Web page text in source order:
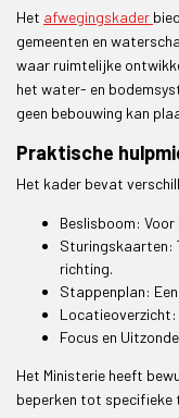
Het afwegingskader
gemeenten en
waar ruimtelijke
het water- en
geen bebouwing kan
Praktische
Het kader bevat
Beslisboom:
Sturingskaarten:
richting.
Stappenplan:
Focus en
Het Ministerie heeft
beperken tot specifieke